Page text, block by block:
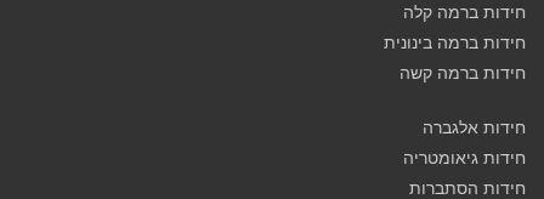
חידות ברמה קלה
חידות ברמה בינונית
חידות ברמה קשה
חידות אלגברה
חידות גיאומטריה
חידות הסתברות